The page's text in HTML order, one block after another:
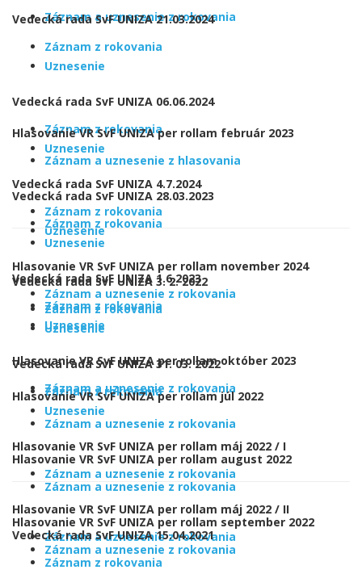
Záznam a uznesenie z rokovania
Vedecká rada SvF UNIZA 21.03.2024
Záznam z rokovania
Uznesenie
Vedecká rada SvF UNIZA 06.06.2024
Záznam z rokovania
Uznesenie
Vedecká rada SvF UNIZA 4.7.2024
Záznam z rokovania
Uznesenie
Hlasovanie VR SvF UNIZA per rollam november 2024
Záznam a uznesenie z rokovania
Hlasovanie VR SvF UNIZA per rollam február 2023
Záznam a uznesenie z hlasovania
Vedecká rada SvF UNIZA 28.03.2023
Záznam z rokovania
Uznesenie
Vedecká rada SvF UNIZA 1.6.2023
Záznam z rokovania
Uznesenie
Hlasovanie VR SvF UNIZA per rollam október 2023
Záznam a uznesenie z rokovania
Vedecká rada SvF UNIZA 3. 2. 2022
Záznam z rokovania
Uznesenie
Vedecká rada SvF UNIZA 31. 03. 2022
Záznam z rokovania
Uznesenie
Hlasovanie VR SvF UNIZA per rollam máj 2022 / I
Záznam a uznesenie z rokovania
Hlasovanie VR SvF UNIZA per rollam máj 2022 / II
Záznam a uznesenie z rokovania
Hlasovanie VR SvF UNIZA per rollam júl 2022
Záznam a uznesenie z rokovania
Hlasovanie VR SvF UNIZA per rollam august 2022
Záznam a uznesenie z rokovania
Hlasovanie VR SvF UNIZA per rollam september 2022
Záznam a uznesenie z rokovania
Vedecká rada SvF UNIZA 15.04.2021
Záznam z rokovania